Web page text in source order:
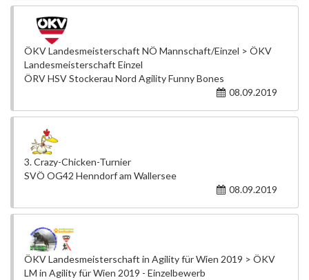
ÖKV Landesmeisterschaft NÖ Mannschaft/Einzel > ÖKV
Landesmeisterschaft Einzel
ÖRV HSV Stockerau Nord Agility Funny Bones
08.09.2019
3. Crazy-Chicken-Turnier
SVÖ OG42 Henndorf am Wallersee
08.09.2019
ÖKV Landesmeisterschaft in Agility für Wien 2019 > ÖKV
LM in Agility für Wien 2019 - Einzelbewerb